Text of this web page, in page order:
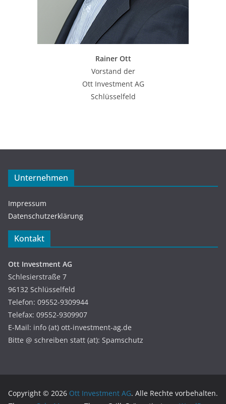
Rainer Ott
Vorstand der
Ott Investment AG
Schlüsselfeld
Unternehmen
Impressum
Datenschutzerklärung
Kontakt
Ott Investment AG
Schlesierstraße 7
96132 Schlüsselfeld
Telefon: 09552-9309944
Telefax: 09552-9309907
E-Mail: info (at) ott-investment-ag.de
Bitte @ schreiben statt (at): Spamschutz
Copyright © 2026 Ott Investment AG. Alle Rechte vorbehalten.